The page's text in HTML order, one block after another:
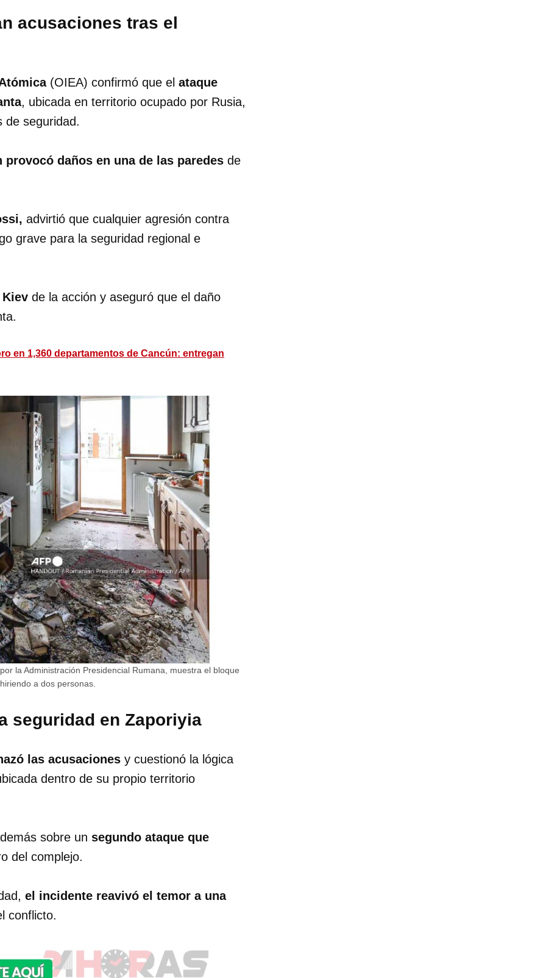
acusaciones tras el
(OIEA) confirmó que el ataque
, ubicada en territorio ocupado por Rusia,
de seguridad.
daños en una de las paredes de
advirtió que cualquier agresión contra
grave para la seguridad regional e
de la acción y aseguró que el daño
en 1,360 departamentos de Cancún: entregan
la Administración Presidencial Rumana, muestra el bloque
a dos personas.
seguridad en Zaporiyia
las acusaciones y cuestionó la lógica
dentro de su propio territorio
sobre un segundo ataque que
del complejo.
el incidente reavivó el temor a una
conflicto.